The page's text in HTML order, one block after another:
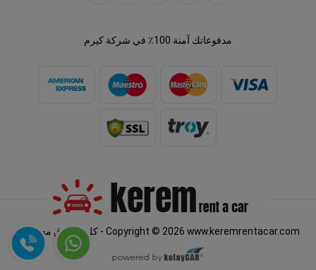
مدفوعاتك آمنة 100٪ في شركة كيرم
Copyright © 2026 www.keremrentacar.com - كل الحقوق محفوظة